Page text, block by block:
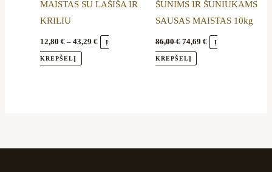
MAISTAS SU LAŠIŠA IR
KRILIU
12,80€ – 43,29€ Į
KREPŠELĮ
page
ŠUNIMS IR ŠUNIUKAMS
SAUSAS MAISTAS 10kg
86,00€ 74,69 € Į
KREPŠELĮ